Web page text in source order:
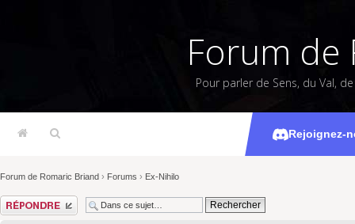
Forum de
Pour parler de Sens, du Val,
Rejoignez-
Forum de Romaric Briand › Forums › Ex-Nihilo
Répondre